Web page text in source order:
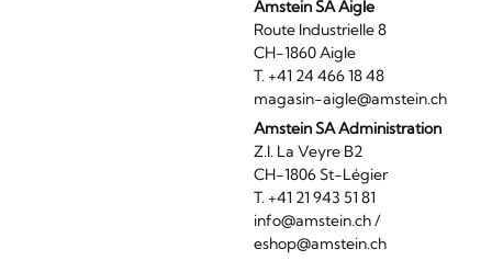
Amstein SA Aigle
Route Industrielle 8
CH-1860 Aigle
T. +41 24 466 18 48
magasin-aigle@amstein.ch
Amstein SA Administration
Z.I. La Veyre B2
CH-1806 St-Légier
T. +41 21 943 51 81
info@amstein.ch/
eshop@amstein.ch